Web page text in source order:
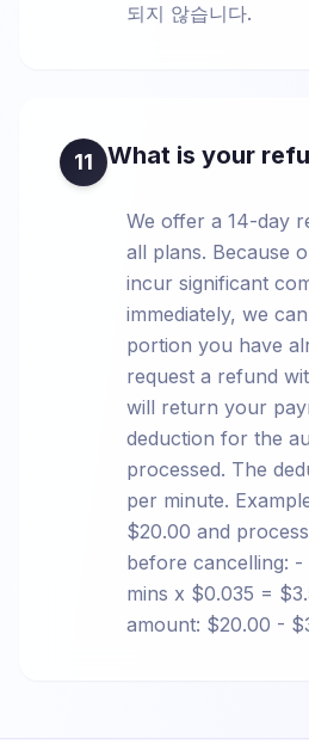
되지 않습니다.
11 What is your
We offer a 14-day
all plans. Because
incur significant
immediately, we
portion you have
request a refund
will return your
deduction for the
processed. The
per minute.
$20.00 and
before cancelling: -
mins x $0.035 =
amount: $20.00 -